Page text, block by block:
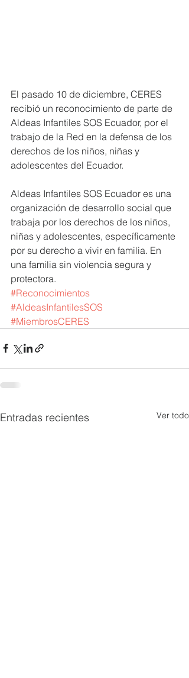
El pasado 10 de diciembre, CERES
recibió un reconocimiento de parte de
Aldeas Infantiles SOS Ecuador, por el
trabajo de la Red en la defensa de los
derechos de los niños, niñas y
adolescentes del Ecuador.
Aldeas Infantiles SOS Ecuador es una
organización de desarrollo social que
trabaja por los derechos de los niños,
niñas y adolescentes, específicamente
por su derecho a vivir en familia. En
una familia sin violencia segura y
protectora.
#Reconocimientos
#AldeasInfantilesSOS
#MiembrosCERES
Entradas recientes Ver todo